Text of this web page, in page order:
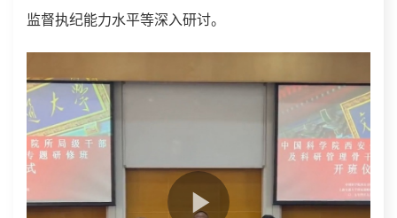
监督执纪能力水平等深入研讨。